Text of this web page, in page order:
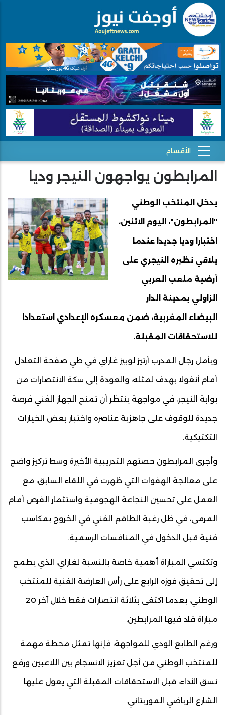
المرابطون يواجهون النيجر وديا
يدخل المنتخب الوطني
"المرابطون"، اليوم الاثنين،
اختبارا وديا جديدا عندما
يلاقي نظيره النيجري على
أرضية ملعب العربي
الزاولي بمدينة الدار
البيضاء المغربية، ضمن معسكره الإعدادي استعدادا
للاستحقاقات المقبلة.
ويأمل رجال المدرب أرتيز لوبيز غاراي في طي صفحة التعادل
أمام أنغولا بهدف لمثله، والعودة إلى سكة الانتصارات من
بوابة النيجر، في مواجهة ينتظر أن تمنح الجهاز الفني فرصة
جديدة للوقوف على جاهزية عناصره واختبار بعض الخيارات
التكتيكية.
وأجرى المرابطون حصتهم التدريبية الأخيرة وسط تركيز واضح
على معالجة الهفوات التي ظهرت في اللقاء السابق، مع
العمل على تحسين النجاعة الهجومية واستثمار الفرص أمام
المرمى، في ظل رغبة الطاقم الفني في الخروج بمكاسب
فنية قبل الدخول في المنافسات الرسمية.
وتكتسي المباراة أهمية خاصة بالنسبة لغاراي، الذي يطمح
إلى تحقيق فوزه الرابع على رأس العارضة الفنية للمنتخب
الوطني، بعدما اكتفى بثلاثة انتصارات فقط خلال آخر 20
مباراة قاد فيها المرابطين.
ورغم الطابع الودي للمواجهة، فإنها تمثل محطة مهمة
للمنتخب الوطني من أجل تعزيز الانسجام بين اللاعبين ورفع
نسق الأداء، قبل الاستحقاقات المقبلة التي يعول عليها
الشارع الرياضي الموريتاني.